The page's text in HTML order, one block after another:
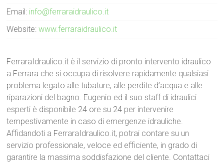
Email: info@ferraraidraulico.it
Website:www.ferraraidraulico.it
FerraraIdraulico.it è il servizio di pronto intervento idraulico
a Ferrara che si occupa di risolvere rapidamente qualsiasi
problema legato alle tubature, alle perdite d’acqua e alle
riparazioni del bagno. Eugenio ed il suo staff di idraulici
esperti è disponibile 24 ore su 24 per intervenire
tempestivamente in caso di emergenze idrauliche.
Affidandoti a FerraraIdraulico.it, potrai contare su un
servizio professionale, veloce ed efficiente, in grado di
garantire la massima soddisfazione del cliente. Contattaci